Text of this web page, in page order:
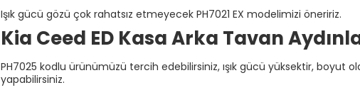
Işık gücü gözü çok rahatsız etmeyecek PH7021 EX modelimizi öneririz.
Kia Ceed ED Kasa Arka Tavan
PH7025 kodlu ürünümüzü tercih edebilirsiniz, ışık gücü yüksektir, boyut
yapabilirsiniz.